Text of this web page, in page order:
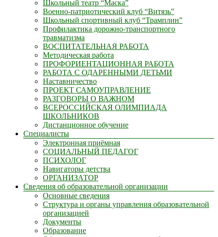
Школьный театр “Маска”
Военно-патриотический клуб “Витязь”
Школьный спортивный клуб “Трамплин”
Профилактика дорожно-транспортного
травматизма
ВОСПИТАТЕЛЬНАЯ РАБОТА
Методическая работа
ПРОФОРИЕНТАЦИОННАЯ РАБОТА
РАБОТА С ОДАРЕННЫМИ ДЕТЬМИ
Наставничество
ПРОЕКТ САМОУПРАВЛЕНИЕ
РАЗГОВОРЫ О ВАЖНОМ
ВСЕРОССИЙСКАЯ ОЛИМПИАДА
ШКОЛЬНИКОВ
Дистанционное обучение
Специалисты
Электронная приёмная
СОЦИАЛЬНЫЙ ПЕДАГОГ
ПСИХОЛОГ
Навигаторы детства
ОРГАНИЗАТОР
Сведения об образовательной организации
Основные сведения
Структура и органы управления образовательной
организацией
Документы
Образование